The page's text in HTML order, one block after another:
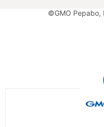
©GMO Pepabo,